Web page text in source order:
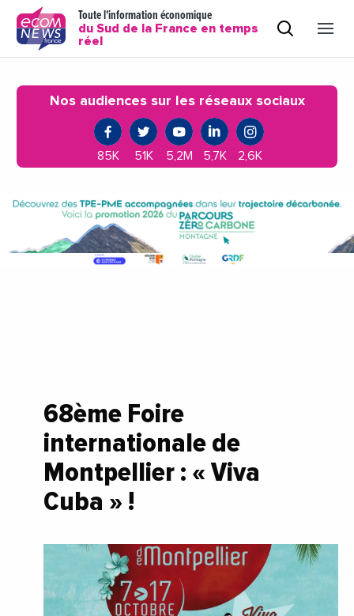
Toute l'information économique
du Sud de la France en temps
réel
Nos audiences sur les réseaux sociaux
85K 51K 5,2M 5,7K 2,6K
68ème Foire
internationale de
Montpellier : « Viva
Cuba » !